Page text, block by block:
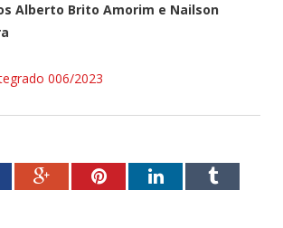
Alberto Brito Amorim e Nailson
006/2023
Google+PinterestLinkedInTumblr